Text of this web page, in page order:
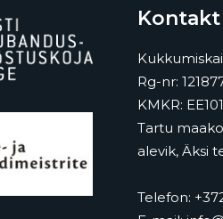
Kontakt
Rg-nr:
KMKR:
Tartu
alevik, Äksi
Telefon: